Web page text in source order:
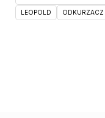
LEOPOLD ODKURZACZ